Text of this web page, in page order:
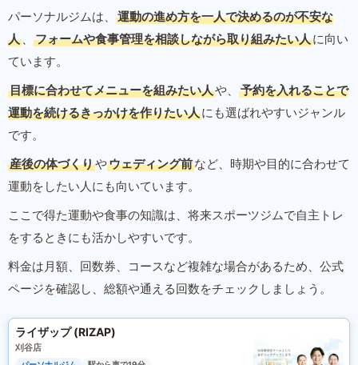
パーソナルジムは、
運動の進め方を一人で決めるのが不安な
人 、 フォームや食事管理を相談しながら取り組みたい人に向い
ています。
目標に合わせてメニューを組みたい人や、
予約を入れることで
運動を続けるきっかけを作りたい人にも選ばれやすいジャンル
です。
産後の体づくりやウェディング前など、時期や目的に合わせて
運動をしたい人にも向いています。
ここで得た運動や食事の知識は、将来スポーツジムで自主トレ
をするときにも活かしやすいです。
料金は月額、回数券、コースなど複雑な場合があるため、公式
ページを確認し、総額や通える回数をチェックしましょう。
ライザップ (RIZAP)
刈谷店